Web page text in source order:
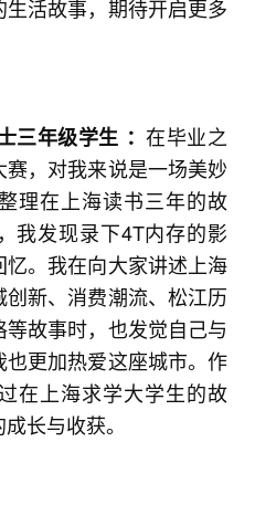
活故事，期待开启更多
三年级学生 ：在毕业之
，对我来说是一场美妙
理在上海读书三年的故
我发现录下4T内存的影
。我在向大家讲述上海
新、消费潮流、松江历
故事时，也发觉自己与
也更加热爱这座城市。作
在上海求学大学生的故
长与收获。